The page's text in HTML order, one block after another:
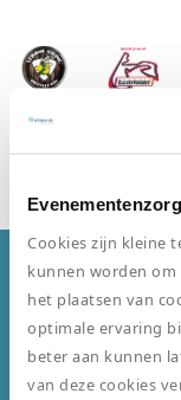
Cookies zijn kleine
kunnen worden
het plaatsen van
optimale ervaring
beter aan kunnen
van deze cookies
Dit zijn